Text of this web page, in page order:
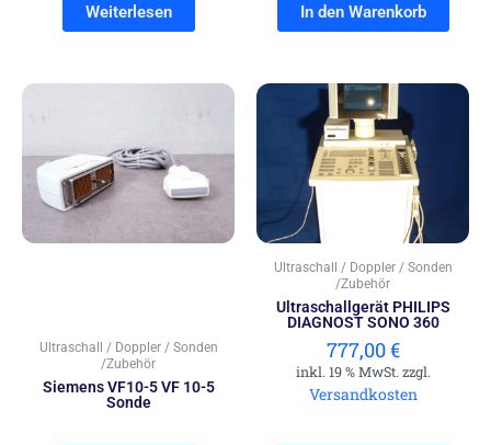
Weiterlesen In den Warenkorb
Ultraschall / Doppler / Sonden
/Zubehör
Siemens VF10-5 VF 10-5
Sonde
Ultraschall / Doppler / Sonden
/Zubehör
Ultraschallgerät PHILIPS
DIAGNOST SONO 360
777,00€
inkl. 19 % MwSt. zzgl.
Versandkosten